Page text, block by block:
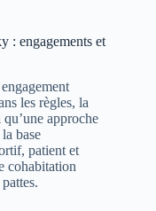
: engagements et
les règles, la
approche
base
patient et
cohabitation